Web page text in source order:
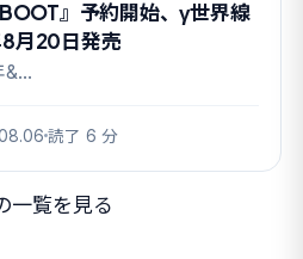
』予約開始、γ世界線
月20日発売
&…
読了 6 分
一覧を見る